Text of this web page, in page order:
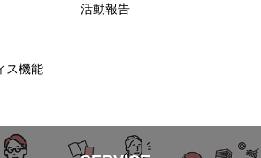
ス機能
活動報告